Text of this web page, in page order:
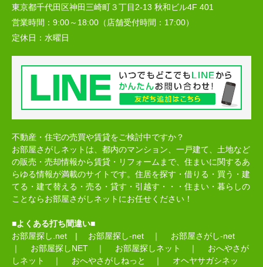
東京都千代田区神田三崎町３丁目2-13 秋和ビル4F 401
営業時間： 9:00～18:00（店舗受付時間：17:00）
定休日： 水曜日
不動産・住宅の売買や賃貸をご検討中ですか？
お部屋さがしネットは、都内のマンション、一戸建て、土地など
の販売・売却情報から賃貸・リフォームまで、住まいに関するあ
らゆる情報が満載のサイトです。住居を探す・借りる・買う・建
てる・建て替える・売る・貸す・引越す・・・住まい・暮らしの
ことならお部屋さがしネットにお任せください！
■よくある打ち間違い■
お部屋探し.net | お部屋探し-net ｜ お部屋さがし-net
｜ お部屋探しNET ｜ お部屋探しネット ｜ おへやさが
しネット
｜ おへやさがしねっと ｜ オヘヤサガシネッ